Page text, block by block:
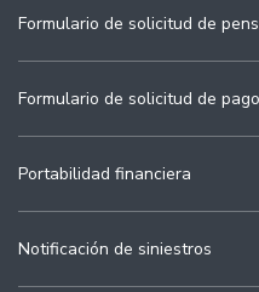
Formulario de solicitud de
Formulario de solicitud de
Portabilidad financiera
Notificación de siniestros